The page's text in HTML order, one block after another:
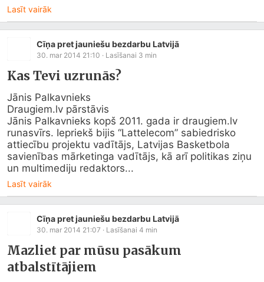
Lasīt vairāk
Cīņa pret jauniešu bezdarbu Latvijā
30. mar 2014 21:10 · Lasīšanai 3 min
Kas Tevi uzrunās?
Draugiem.lv pārstāvis
Jānis Palkavnieks kopš 2011. gada ir draugiem.lv
runasvīrs. Iepriekš bijis “Lattelecom” sabiedrisko
attiecību projektu vadītājs, Latvijas Basketbola
savienības mārketinga vadītājs, kā arī politikas ziņu
un multimediju redaktors...
Lasīt vairāk
Cīņa pret jauniešu bezdarbu Latvijā
30. mar 2014 21:07 · Lasīšanai 4 min
Mazliet par mūsu pasākum
atbalstītājiem